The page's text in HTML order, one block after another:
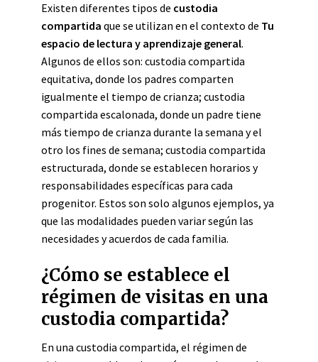
Existen diferentes tipos de custodia
compartida que se utilizan en el contexto de Tu
espacio de lectura y aprendizaje general.
Algunos de ellos son: custodia compartida
equitativa, donde los padres comparten
igualmente el tiempo de crianza; custodia
compartida escalonada, donde un padre tiene
más tiempo de crianza durante la semana y el
otro los fines de semana; custodia compartida
estructurada, donde se establecen horarios y
responsabilidades específicas para cada
progenitor. Estos son solo algunos ejemplos, ya
que las modalidades pueden variar según las
necesidades y acuerdos de cada familia.
¿Cómo se establece el
régimen de visitas en una
custodia compartida?
En una custodia compartida, el régimen de